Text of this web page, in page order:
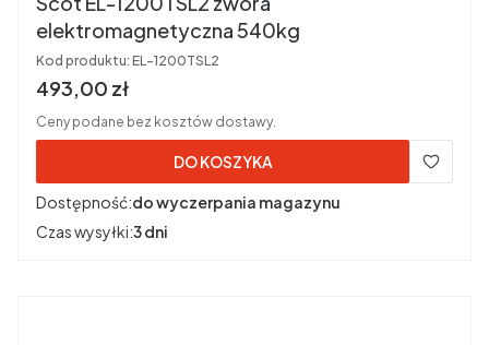
elektromagnetyczna 540kg
Kod produktu: EL-1200TSL2
Cena brutto
493,00 zł
Ceny podane bez kosztów dostawy.
DO KOSZYKA
Dostępność:do wyczerpania magazynu
Czas wysyłki:3 dni